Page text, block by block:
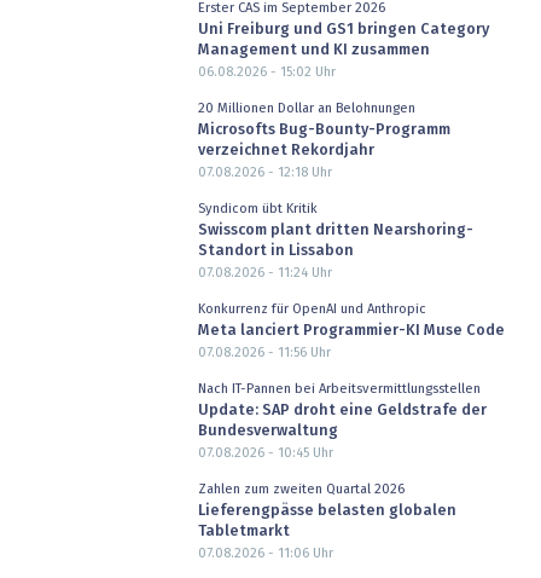
Erster CAS im September 2026
Uni Freiburg und GS1 bringen Category
Management und KI zusammen
06.08.2026 - 15:02 Uhr
20 Millionen Dollar an Belohnungen
Microsofts Bug-Bounty-Programm
verzeichnet Rekordjahr
07.08.2026 - 12:18Uhr
Syndicom übt Kritik
Swisscom plant dritten Nearshoring-
Standort in Lissabon
07.08.2026 - 11:24Uhr
Konkurrenz für OpenAI und Anthropic
Meta lanciert Programmier-KI Muse Code
07.08.2026 - 11:56Uhr
Nach IT-Pannen bei Arbeitsvermittlungsstellen
Update: SAP droht eine Geldstrafe der
Bundesverwaltung
07.08.2026 - 10:45Uhr
Zahlen zum zweiten Quartal 2026
Lieferengpässe belasten globalen
Tabletmarkt
07.08.2026 - 11:06Uhr